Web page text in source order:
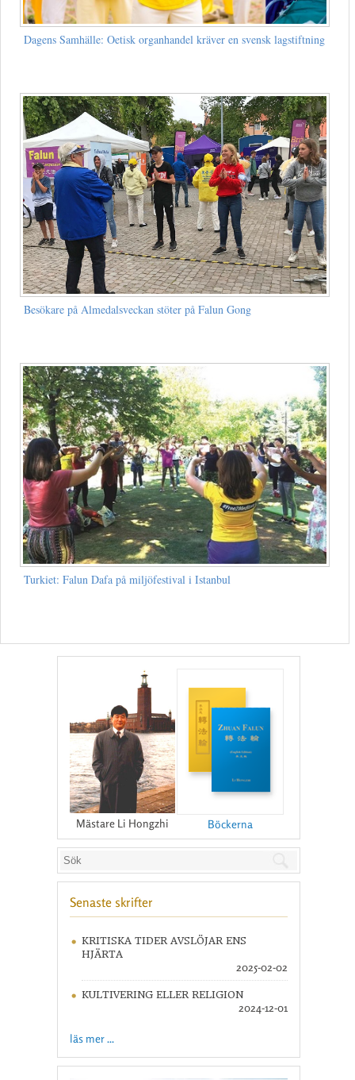
Dagens Samhälle: Oetisk organhandel kräver en svensk lagstiftning
Besökare på Almedalsveckan stöter på Falun Gong
Turkiet: Falun Dafa på miljöfestival i Istanbul
Mästare Li Hongzhi Böckerna
Senaste skrifter
KRITISKA TIDER AVSLÖJAR ENS
HJÄRTA
2025-02-02
KULTIVERING ELLER RELIGION
2024-12-01
läs mer ...